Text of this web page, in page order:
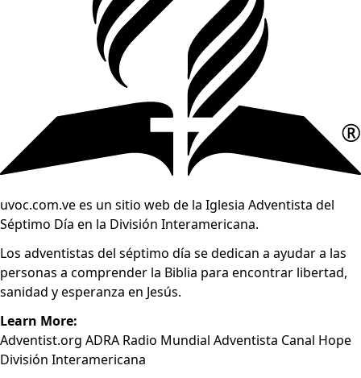
uvoc.com.ve es un sitio web de la Iglesia Adventista del
Séptimo Día en la División Interamericana.
Los adventistas del séptimo día se dedican a ayudar a las
personas a comprender la Biblia para encontrar libertad,
sanidad y esperanza en Jesús.
Learn More:
Adventist.org ADRA Radio Mundial Adventista Canal Hope
División Interamericana